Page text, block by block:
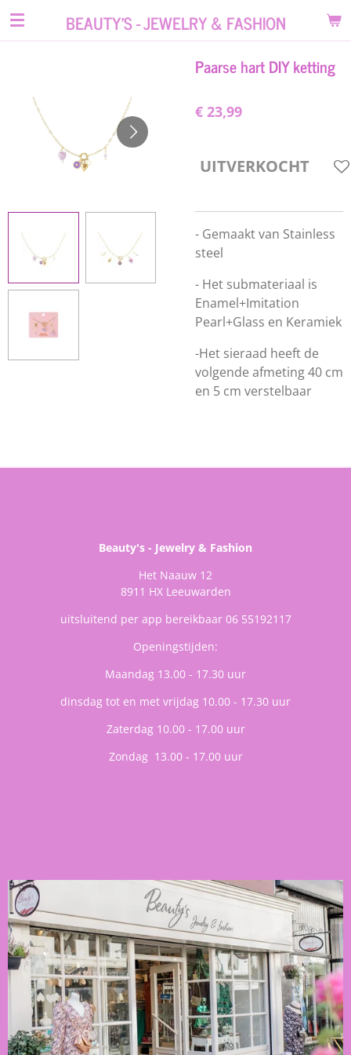
Ga
BEAUTY'S - JEWELRY & FASHION
Paarse hart DIY ketting
€ 23,99
UITVERKOCHT
- Gemaakt van Stainless
steel
- Het submateriaal is
Enamel+Imitation
Pearl+Glass en Keramiek
-Het sieraad heeft de
volgende afmeting 40 cm
en 5 cm verstelbaar
Beauty's - Jewelry & Fashion
Het Naauw 12
8911 HX Leeuwarden
uitsluitend per app bereikbaar 06 55192117
Openingstijden:
Maandag 13.00 - 17.30 uur
dinsdag tot en met vrijdag 10.00 - 17.30 uur
Zaterdag 10.00 - 17.00 uur
Zondag 13.00 - 17.00 uur